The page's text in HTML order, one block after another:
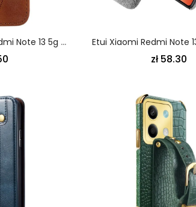
Pokrowce Xiaomi Redmi Note 13 5g Wzór 7 Z Paskiem
zł 58.30